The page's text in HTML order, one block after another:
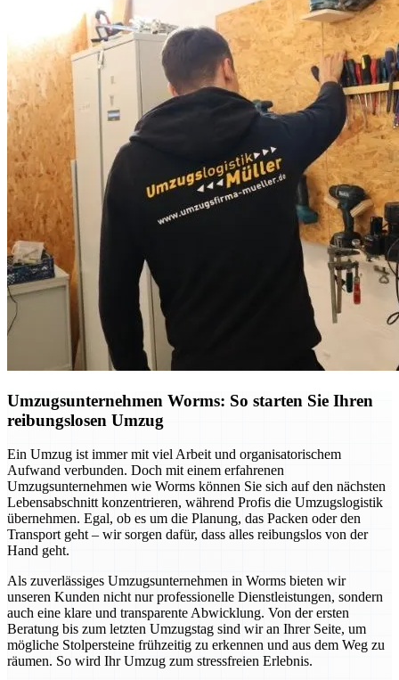
Umzugsunternehmen Worms: So starten Sie Ihren
reibungslosen Umzug
Ein Umzug ist immer mit viel Arbeit und organisatorischem
Aufwand verbunden. Doch mit einem erfahrenen
Umzugsunternehmen wie Worms können Sie sich auf den nächsten
Lebensabschnitt konzentrieren, während Profis die Umzugslogistik
übernehmen. Egal, ob es um die Planung, das Packen oder den
Transport geht – wir sorgen dafür, dass alles reibungslos von der
Hand geht.
Als zuverlässiges Umzugsunternehmen in Worms bieten wir
unseren Kunden nicht nur professionelle Dienstleistungen, sondern
auch eine klare und transparente Abwicklung. Von der ersten
Beratung bis zum letzten Umzugstag sind wir an Ihrer Seite, um
mögliche Stolpersteine frühzeitig zu erkennen und aus dem Weg zu
räumen. So wird Ihr Umzug zum stressfreien Erlebnis.